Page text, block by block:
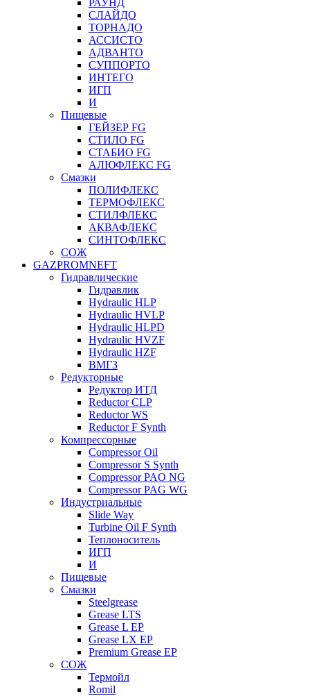
РАУНД
СЛАЙДО
ТОРНАДО
АССИСТО
АДВАНТО
СУППОРТО
ИНТЕГО
ИГП
И
Пищевые
ГЕЙЗЕР FG
СТИЛО FG
СТАБИО FG
АЛЮФЛЕКС FG
Смазки
ПОЛИФЛЕКС
ТЕРМОФЛЕКС
СТИЛФЛЕКС
АКВАФЛЕКС
СИНТОФЛЕКС
СОЖ
GAZPROMNEFT
Гидравлические
Гидравлик
Hydraulic HLP
Hydraulic HVLP
Hydraulic HLPD
Hydraulic HVZF
Hydraulic HZF
ВМГЗ
Редукторные
Редуктор ИТД
Reductor CLP
Reductor WS
Reductor F Synth
Компрессорные
Compressor Oil
Compressor S Synth
Compressor PAO NG
Compressor PAG WG
Индустриальные
Slide Way
Turbine Oil F Synth
Теплоноситель
ИГП
И
Пищевые
Смазки
Steelgrease
Grease LTS
Grease L EP
Grease LX EP
Premium Grease EP
СОЖ
Термойл
Romil